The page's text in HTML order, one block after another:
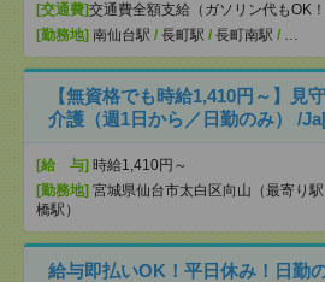
[交通費]交通費全額支給（ガソリン代もOK！
[勤務地] 南仙台駅 / 長町駅 / 長町南駅 / …
【無資格でも時給1,410円～】見
介護（週1日から／日勤のみ） /
[給 与] 時給1,410円～
[勤務地] 宮城県仙台市太白区向山（最寄り
橋駅）
給与即払いOK！平日休み！日勤